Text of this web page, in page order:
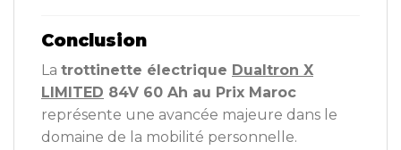
Conclusion
La trottinette électrique Dualtron X
LIMITED 84V 60 Ah au Prix Maroc
représente une avancée majeure dans le
domaine de la mobilité personnelle.